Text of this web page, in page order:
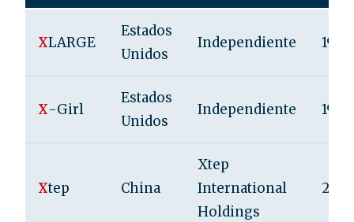
XLARGE
Estados
Unidos
Independiente 1991
X-Girl
Estados
Unidos
Independiente 1994
Xtep China
Xtep
International
Holdings
2001